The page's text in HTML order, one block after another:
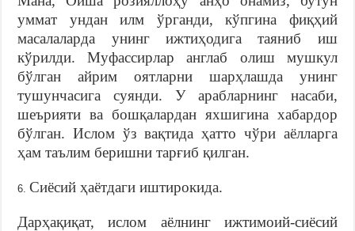
уммат ундан илм ўрганди, кўпгина фиқҳий
масалаларда унинг ижтиҳодига таяниб иш
кўрилди. Муфассирлар англаб олиш мушкул
бўлган айрим оятларни шарҳлашда унинг
тушунчасига суянди. У арабларнинг насаби,
шеърияти ва бошқалардан яхшигина хабардор
бўлган. Ислом ўз вақтида ҳатто чўри аёлларга
ҳам таълим беришни тарғиб қилган.
Сиёсий ҳаётдаги иштирокида.
Дарҳақиқат, ислом аёлнинг ижтимоий-сиёсий